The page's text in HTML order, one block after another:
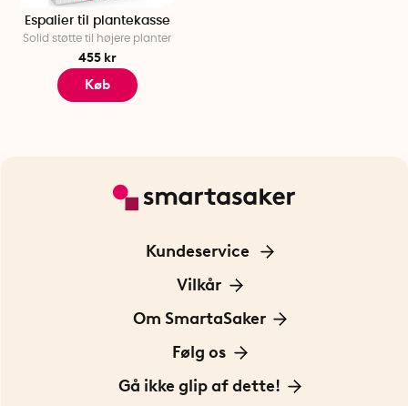
Espalier til plantekasse
Solid støtte til højere planter
455 kr
Køb
Kundeservice
Kontakt os
Vilkår
Information om cookies
Privatlivspolitik
Om SmartaSaker
Om os
Vores historie
Følg os
Opfindere
Gå ikke glip af dette!